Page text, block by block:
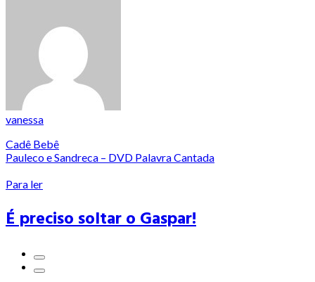
vanessa
Cadê Bebê
Pauleco e Sandreca – DVD Palavra Cantada
Para ler
É preciso soltar o Gaspar!